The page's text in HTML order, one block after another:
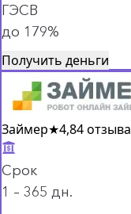
ГЭСВ
до 179%
Получить деньги
Займер★4,84 отзыва
Срок
1 – 365 дн.